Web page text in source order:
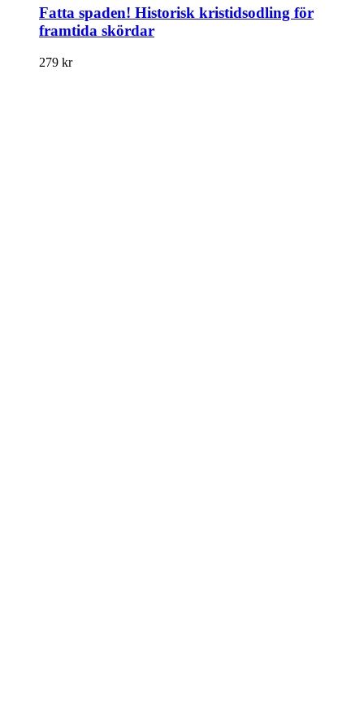
Fatta spaden! Historisk kristidsodling för
framtida skördar
279 kr